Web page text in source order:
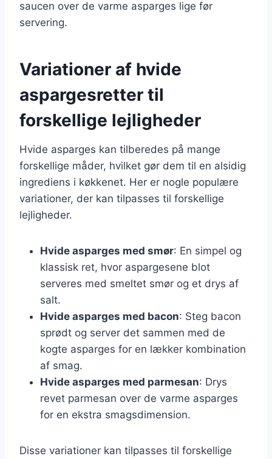
saucen over de varme asparges lige før
servering.
Variationer af hvide
aspargesretter til
forskellige lejligheder
Hvide asparges kan tilberedes på mange
forskellige måder, hvilket gør dem til en alsidig
ingrediens i køkkenet. Her er nogle populære
variationer, der kan tilpasses til forskellige
lejligheder.
Hvide asparges med smør: En simpel og
klassisk ret, hvor aspargesene blot
serveres med smeltet smør og et drys af
salt.
Hvide asparges med bacon: Steg bacon
sprødt og server det sammen med de
kogte asparges for en lækker kombination
af smag.
Hvide asparges med parmesan: Drys
revet parmesan over de varme asparges
for en ekstra smagsdimension.
Disse variationer kan tilpasses til forskellige